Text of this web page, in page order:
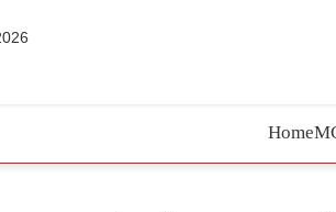
Home